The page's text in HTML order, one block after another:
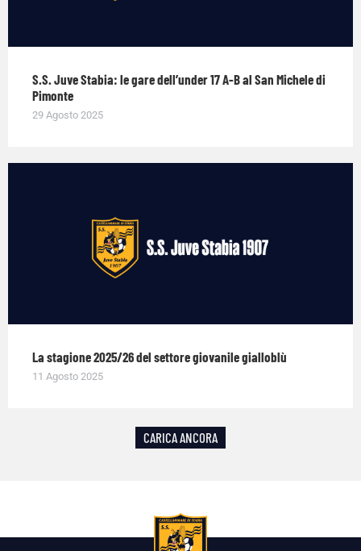
S.S. Juve Stabia: le gare dell’under 17 A-B al San Michele di
Pimonte
29 Agosto 2025
La stagione 2025/26 del settore giovanile gialloblù
11 Agosto 2025
CARICA ANCORA